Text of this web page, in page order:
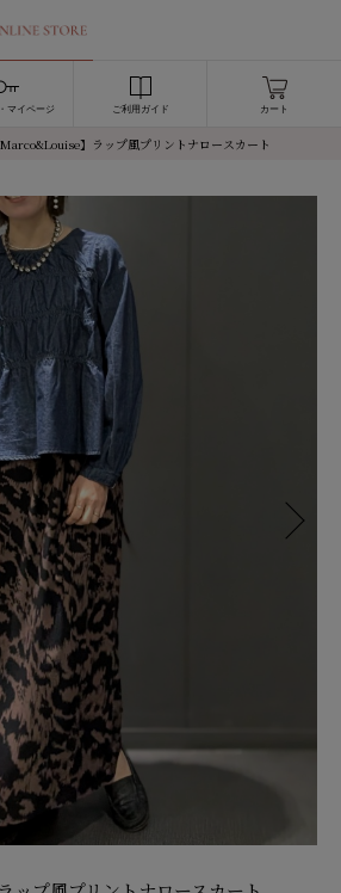
マイページ ご利用ガイド カート
】ラップ風プリントナロースカート